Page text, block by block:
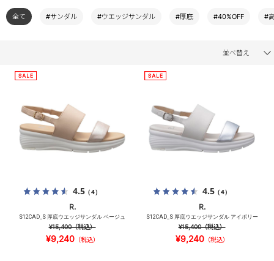
全て #サンダル #ウエッジサンダル #厚底 #40%OFF #
並べ替え
4.5（4）
R.
S12CAD_S 厚底ウエッジサンダル ベージュ
¥15,400（税込）
¥9,240（税込）
4.5（4）
R.
S12CAD_S 厚底ウエッジサンダル アイボリー
¥15,400（税込）
¥9,240（税込）